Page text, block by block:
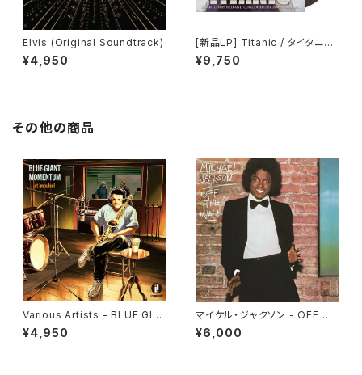
Elvis (Original Soundtrack)
¥4,950
[新品LP] Titanic / タイタニッ
ク (Colored Vinyl, Silver, Bl
ack, 180 Gram Vinyl, Limite
¥9,750
その他の商品
Various Artists - BLUE GIA
NT MOMENTUM @ impuls
e!(LP)
¥4,950
マイケル・ジャクソン - OFF TH
E WALL(LP)
¥6,000